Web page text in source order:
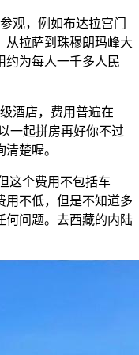
观，例如布达拉宫门
从拉萨到珠穆朗玛峰大
约为每人一千多人民
酒店，费用普遍在
一起拼房再好你不过
楚喔。
这个费用不包括车
用不低，但是不知道多
何问题。去西藏的内陆